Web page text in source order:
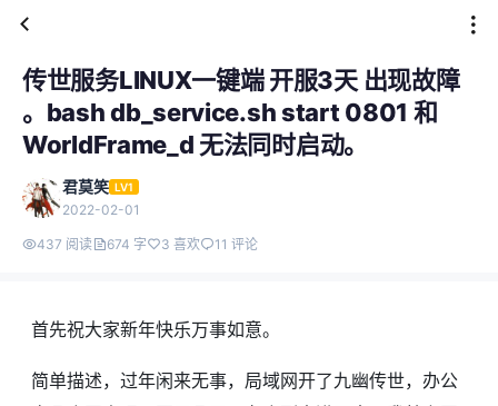
传世服务LINUX一键端 开服3天 出现故障
。bash db_service.sh start 0801 和
WorldFrame_d 无法同时启动。
君莫笑 LV1
2022-02-01
437 阅读 674 字 3 喜欢 11 评论
首先祝大家新年快乐万事如意。
简单描述，过年闲来无事，局域网开了九幽传世，办公